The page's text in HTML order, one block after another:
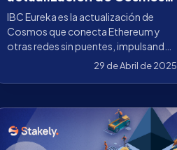
que conecta Ethereum e
IBC
IBC Eureka es la actualización de
Cosmos que conecta Ethereum y
otras redes sin puentes, impulsando
la interoperabilidad multichain en
29 de Abril de 2025